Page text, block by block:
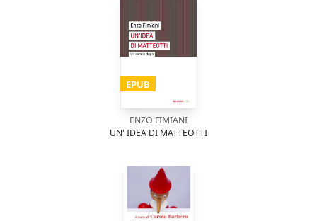
EPUB
ENZO FIMIANI
UN' IDEA DI MATTEOTTI